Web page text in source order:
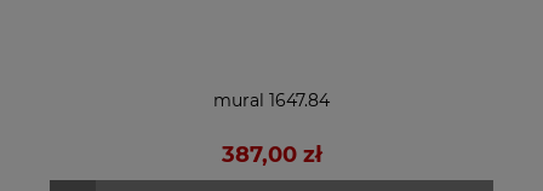
mural 1647.84
387,00 zł